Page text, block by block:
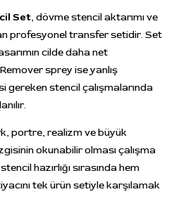
Set, dövme stencil aktarımı ve
profesyonel transfer setidir. Set
cilde daha net
sprey ise yanlış
gereken stencil çalışmalarında
portre, realizm ve büyük
okunabilir olması çalışma
hazırlığı sırasında hem
tek ürün setiyle karşılamak